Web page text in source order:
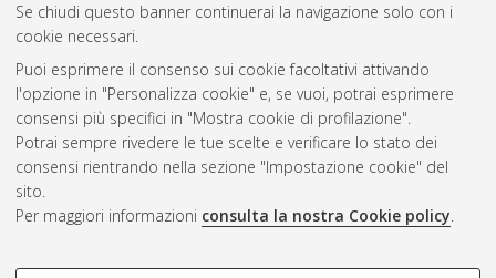
Se chiudi questo banner continuerai la navigazione solo con i
cookie necessari.
Puoi esprimere il consenso sui cookie facoltativi attivando
l'opzione in "Personalizza cookie" e, se vuoi, potrai esprimere
consensi più specifici in "Mostra cookie di profilazione".
Potrai sempre rivedere le tue scelte e verificare lo stato dei
consensi rientrando nella sezione "Impostazione cookie" del
sito.
Per maggiori informazioni consulta la nostra Cookie policy.
Atom
Rss 1.0
Rss 2.0
AMS Laurea
Impostazioni Cookie